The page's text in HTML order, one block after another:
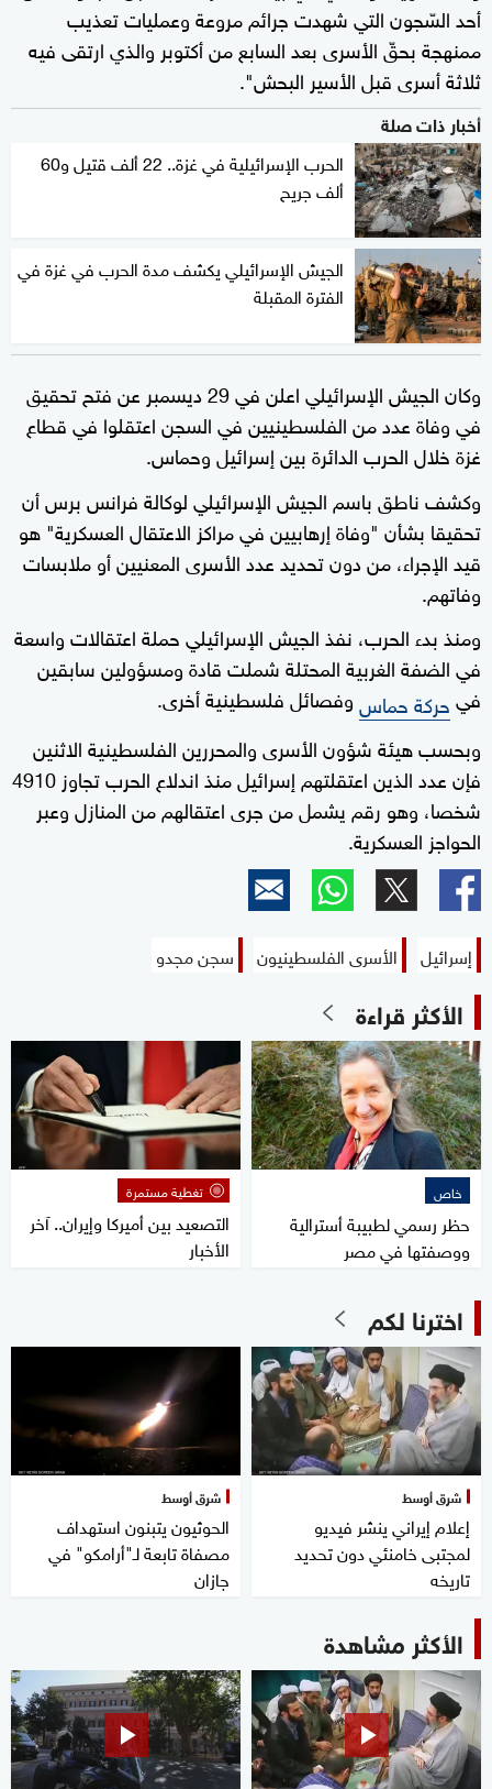
أحد السّجون التي شهدت جرائم مروعة وعمليات تعذيب
ممنهجة بحقّ الأسرى بعد السابع من أكتوبر والذي ارتقى فيه
ثلاثة أسرى قبل الأسير البحش".
أخبار ذات صلة
الحرب الإسرائيلية في غزة.. 22 ألف قتيل و60
ألف جريح
الجيش الإسرائيلي يكشف مدة الحرب في غزة في
الفترة المقبلة
وكان الجيش الإسرائيلي اعلن في 29 ديسمبر عن فتح تحقيق
في وفاة عدد من الفلسطينيين في السجن اعتقلوا في قطاع
غزة خلال الحرب الدائرة بين إسرائيل وحماس.
وكشف ناطق باسم الجيش الإسرائيلي لوكالة فرانس برس أن
تحقيقا بشأن "وفاة إرهابيين في مراكز الاعتقال العسكرية" هو
قيد الإجراء، من دون تحديد عدد الأسرى المعنيين أو ملابسات
وفاتهم.
ومنذ بدء الحرب، نفذ الجيش الإسرائيلي حملة اعتقالات واسعة
في الضفة الغربية المحتلة شملت قادة ومسؤولين سابقين
فيحركة حماسوفصائل فلسطينية أخرى.
وبحسب هيئة شؤون الأسرى والمحررين الفلسطينية الاثنين
فإن عدد الذين اعتقلتهم إسرائيل منذ اندلاع الحرب تجاوز 4910
شخصا، وهو رقم يشمل من جرى اعتقالهم من المنازل وعبر
الحواجز العسكرية.
إسرائيل الأسرى الفلسطينيون سجن مجدو
الأكثر قراءة
خاص
حظر رسمي لطبيبة أسترالية
ووصفتها في مصر
تغطية مستمرة
التصعيد بين أميركا وإيران.. آخر
الأخبار
اخترنا لكم
شرق أوسط
إعلام إيراني ينشر فيديو
لمجتبى خامنئي دون تحديد
تاريخه
شرق أوسط
الحوثيون يتبنون استهداف
مصفاة تابعة لـ"أرامكو" في
جازان
الأكثر مشاهدة